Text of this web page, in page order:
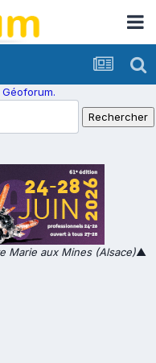
Marie aux Mines (Alsace)▲